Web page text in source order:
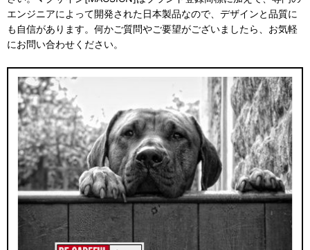
エンジニアによって開発された日本製品なので、デザインと品質に
も自信があります。何かご質問やご要望がございましたら、お気軽
にお問い合わせください。